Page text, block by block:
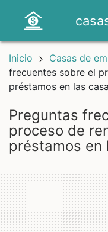
Inicio Casas de
frecuentes sobre el
préstamos en las
preguntas frecuentes sobre el
proceso de
préstamos en